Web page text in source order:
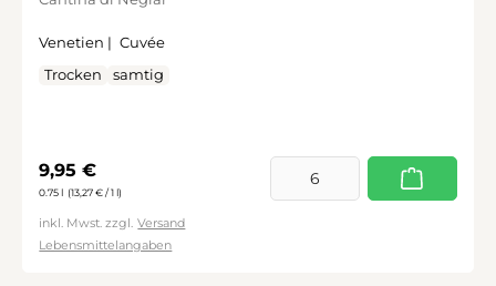
Venetien | Cuvée
Trocken
samtig
Regulärer Preis:
9,95 €
0.75 l (13,27 € / 1 l)
inkl. Mwst. zzgl. Versand
Lebensmittelangaben